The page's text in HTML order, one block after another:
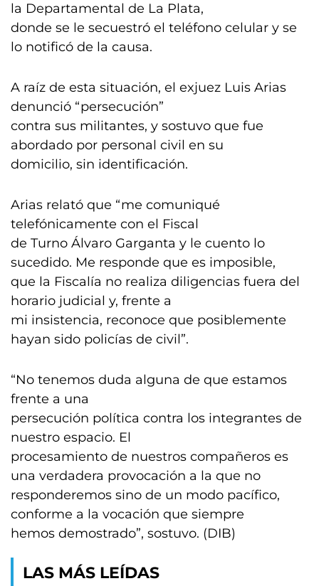
la Departamental de La Plata,
donde se le secuestró el teléfono celular y se
lo notificó de la causa.
A raíz de esta situación, el exjuez Luis Arias
denunció “persecución”
contra sus militantes, y sostuvo que fue
abordado por personal civil en su
domicilio, sin identificación.
Arias relató que “me comuniqué
telefónicamente con el Fiscal
de Turno Álvaro Garganta y le cuento lo
sucedido. Me responde que es imposible,
que la Fiscalía no realiza diligencias fuera del
horario judicial y, frente a
mi insistencia, reconoce que posiblemente
hayan sido policías de civil”.
“No tenemos duda alguna de que estamos
frente a una
persecución política contra los integrantes de
nuestro espacio. El
procesamiento de nuestros compañeros es
una verdadera provocación a la que no
responderemos sino de un modo pacífico,
conforme a la vocación que siempre
hemos demostrado”, sostuvo. (DIB)
LAS MÁS LEÍDAS